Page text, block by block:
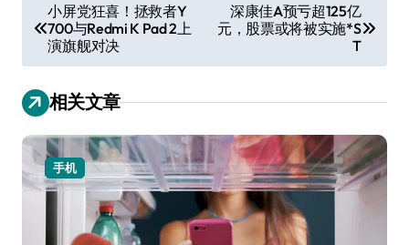
章
导
航
小屏党狂喜！拯救者Y
700与Redmi K Pad 2上
演旗舰对决
深康佳A预亏超125亿
元，股票或将被实施*S
T
相关文章
手机